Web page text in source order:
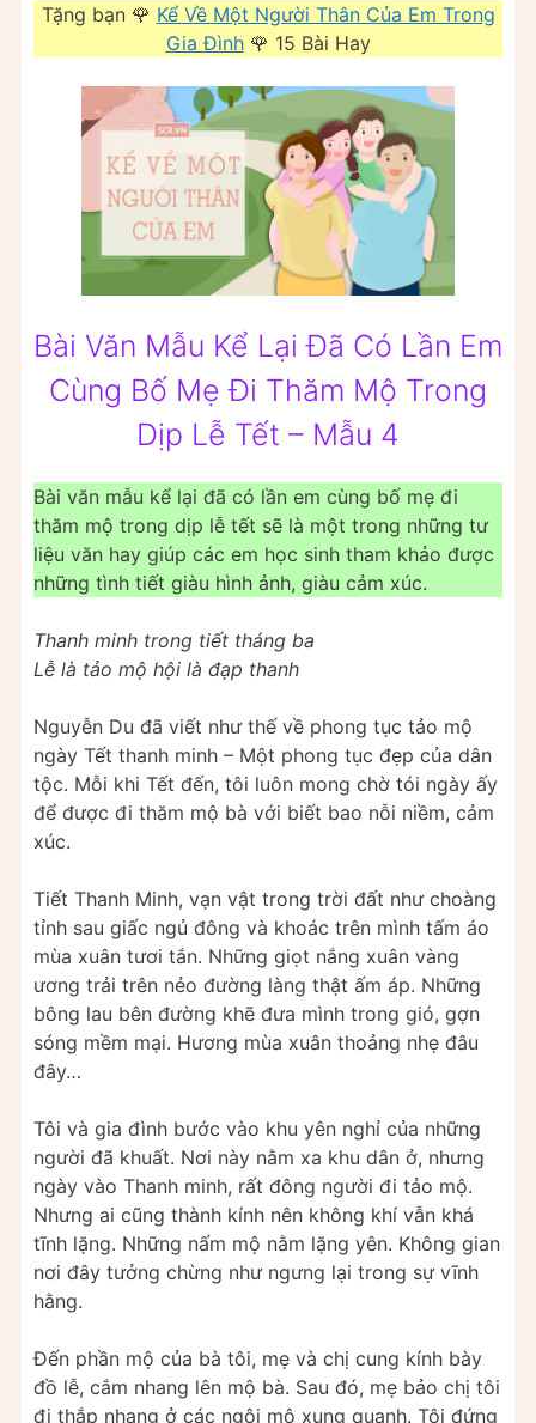
Tặng bạn 🌹 Kể Về Một Người Thân Của Em Trong
Gia Đình🌹 15 Bài Hay
Bài Văn Mẫu Kể Lại Đã Có Lần Em
Cùng Bố Mẹ Đi Thăm Mộ Trong
Dịp Lễ Tết – Mẫu 4
Bài văn mẫu kể lại đã có lần em cùng bố mẹ đi
thăm mộ trong dịp lễ tết sẽ là một trong những tư
liệu văn hay giúp các em học sinh tham khảo được
những tình tiết giàu hình ảnh, giàu cảm xúc.
Thanh minh trong tiết tháng ba
Lễ là tảo mộ hội là đạp thanh
Nguyễn Du đã viết như thế về phong tục tảo mộ
ngày Tết thanh minh – Một phong tục đẹp của dân
tộc. Mỗi khi Tết đến, tôi luôn mong chờ tói ngày ấy
để được đi thăm mộ bà với biết bao nỗi niềm, cảm
xúc.
Tiết Thanh Minh, vạn vật trong trời đất như choàng
tỉnh sau giấc ngủ đông và khoác trên mình tấm áo
mùa xuân tươi tắn. Những giọt nắng xuân vàng
ương trải trên nẻo đường làng thật ấm áp. Những
bông lau bên đường khẽ đưa mình trong gió, gợn
sóng mềm mại. Hương mùa xuân thoảng nhẹ đâu
đây…
Tôi và gia đình bước vào khu yên nghỉ của những
người đã khuất. Nơi này nằm xa khu dân ở, nhưng
ngày vào Thanh minh, rất đông người đi tảo mộ.
Nhưng ai cũng thành kính nên không khí vẫn khá
tĩnh lặng. Những nấm mộ nằm lặng yên. Không gian
nơi đây tưởng chừng như ngưng lại trong sự vĩnh
hằng.
Đến phần mộ của bà tôi, mẹ và chị cung kính bày
đồ lễ, cắm nhang lên mộ bà. Sau đó, mẹ bảo chị tôi
đi thắp nhang ở các ngôi mộ xung quanh. Tôi đứng